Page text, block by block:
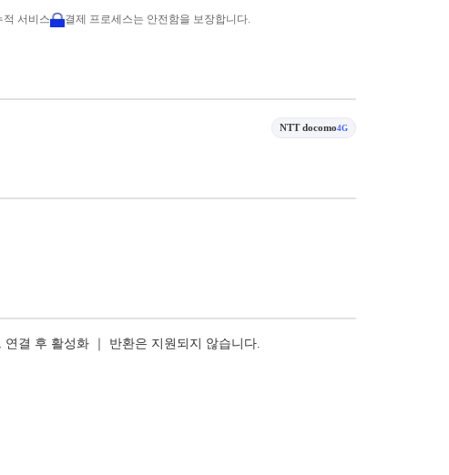
적 서비스 결제 프로세스는 안전함을 보장합니다.
NTT docomo4G
결 후 활성화 ｜ 반환은 지원되지 않습니다.